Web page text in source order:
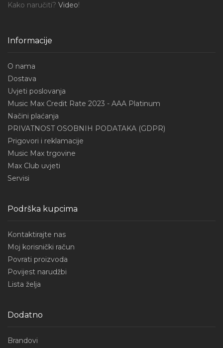
Kako naručiti? Video!
Informacije
O nama
Dostava
Uvjeti poslovanja
Music Max Credit Rate 2023 - AAA Platinum
Načini plaćanja
PRIVATNOST OSOBNIH PODATAKA (GDPR)
Prigovori i reklamacije
Music Max trgovine
Max Club uvjeti
Servisi
Podrška kupcima
Kontaktirajte nas
Moj korisnički račun
Povrati proizvoda
Povijest narudžbi
Lista želja
Dodatno
Brandovi